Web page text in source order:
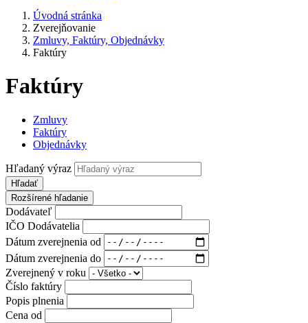
Úvodná stránka
Zverejňovanie
Zmluvy, Faktúry, Objednávky
Faktúry
Faktúry
Zmluvy
Faktúry
Objednávky
Hľadaný výraz
Hľadať
Rozšírené hľadanie
Dodávateľ
IČO Dodávatelia
Dátum zverejnenia od
Dátum zverejnenia do
Zverejnený v roku
Číslo faktúry
Popis plnenia
Cena od